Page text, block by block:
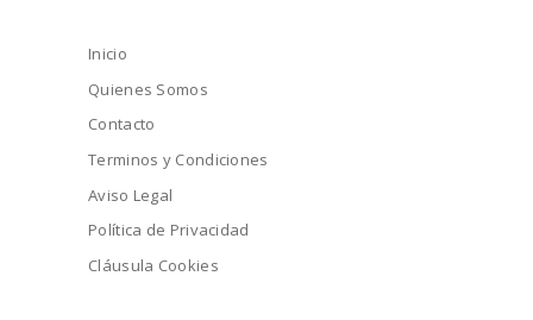
Inicio
Quienes Somos
Contacto
Terminos y Condiciones
Aviso Legal
Política de Privacidad
Cláusula Cookies